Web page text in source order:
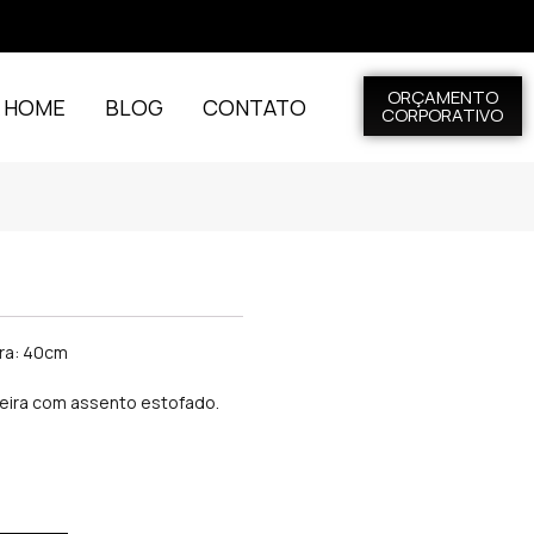
BLOG CONTATO ORÇAMENTO
CORPORATIVO
40cm
com assento estofado.